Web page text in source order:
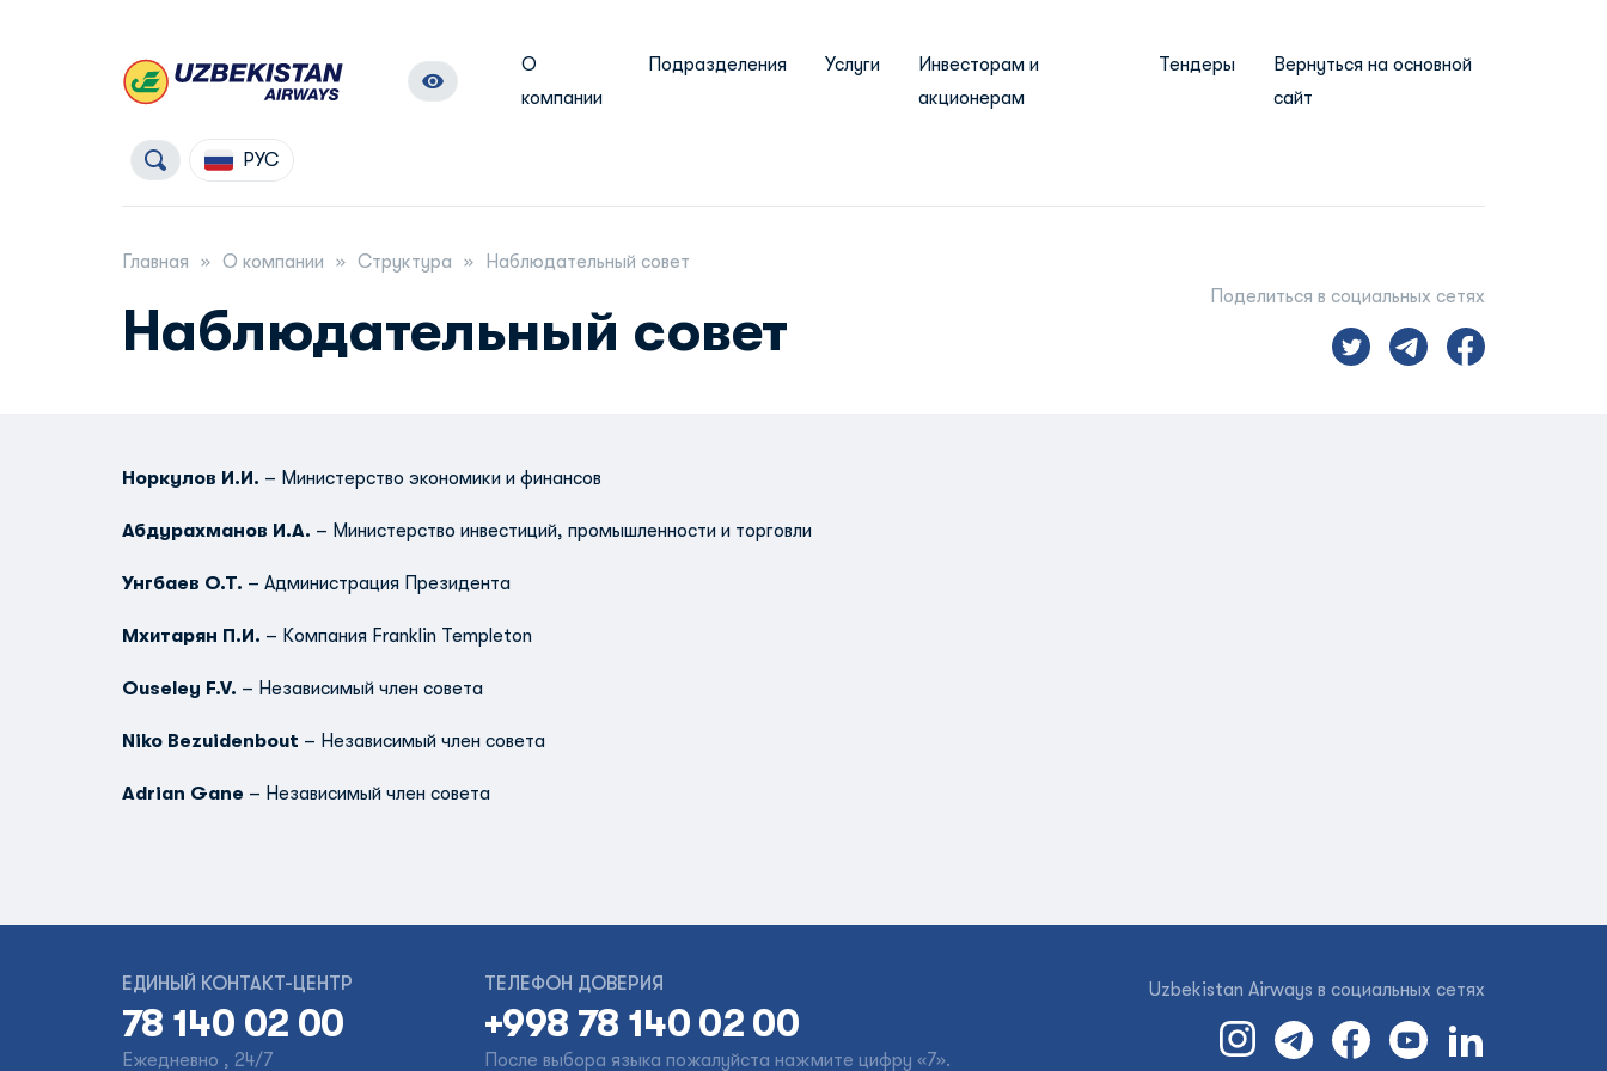
О
компании
Подразделения Услуги
Инвесторам и
акционерам
Тендеры
Вернуться на основной
сайт
РУС
Главная О компании Структура Наблюдательный совет
Наблюдательный совет
Поделиться в социальных сетях
Норкулов И.И. – Министерство экономики и финансов
Абдурахманов И.А. – Министерство инвестиций, промышленности и торговли
Унгбаев О.Т. – Администрация Президента
Мхитарян П.И. – Компания Franklin Templeton
Ouseley F.V. – Независимый член совета
Niko Bezuidenbout – Независимый член совета
Adrian Gane – Независимый член совета
ЕДИНЫЙ КОНТАКТ-ЦЕНТР
78 140 02 00
Ежедневно , 24/7
ТЕЛЕФОН ДОВЕРИЯ
+998 78 140 02 00
После выбора языка пожалуйста нажмите цифру «7».
Uzbekistan Airways в социальных сетях